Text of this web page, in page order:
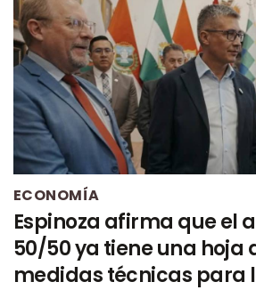
ECONOMÍA
Espinoza afirma que el
50/50 ya tiene una hoja
medidas técnicas para